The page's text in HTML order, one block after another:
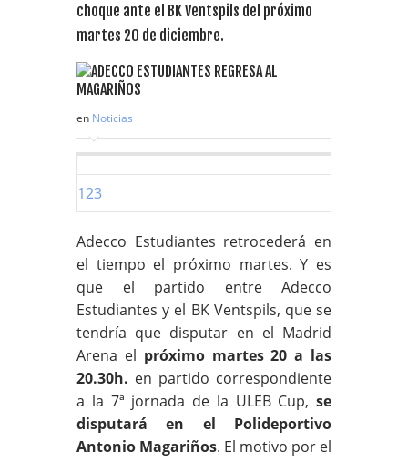
choque ante el BK Ventspils del próximo
martes 20 de diciembre.
en Noticias
123
Adecco Estudiantes retrocederá en
el tiempo el próximo martes. Y es
que el partido entre Adecco
Estudiantes y el BK Ventspils, que se
tendría que disputar en el Madrid
Arena el próximo martes 20 a las
20.30h. en partido correspondiente
a la 7ª jornada de la ULEB Cup, se
disputará en el Polideportivo
Antonio Magariños. El motivo por el